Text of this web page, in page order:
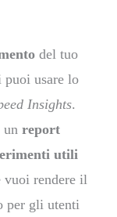
del tuo
usare lo
Insights.
un report
utili
vuoi rendere il
per gli utenti